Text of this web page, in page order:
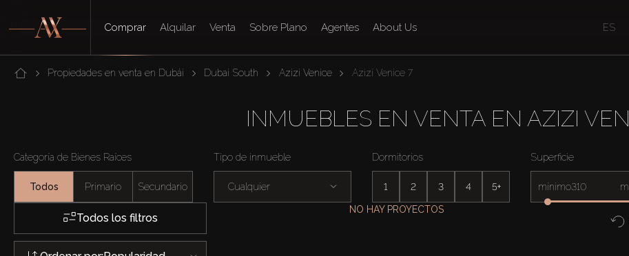
Comprar Alquilar Venta Sobre Plano Agentes About Us ES
Propiedades en venta en Dubái Dubai South Azizi Venice Azizi Venice 7
INMUEBLES EN VENTA EN AZIZI
Categoría de Bienes Raíces
Todos Primario Secundario
Tipo de inmueble
Cualquier
Dormitorios
1 2 3 4 5+
Superficie
mínimo
Todos los filtros
NO HAY PROYECTOS